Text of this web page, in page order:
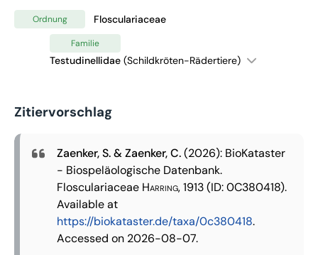
Ordnung Flosculariaceae
Familie
Testudinellidae (Schildkröten-Rädertiere)
Zitiervorschlag
Zaenker, S. & Zaenker, C.(2026): BioKataster
- Biospeläologische Datenbank.
Flosculariaceae Harring, 1913(ID: 0C380418).
Available at
https://biokataster.de/taxa/0c380418.
Accessed on 2026-08-07.